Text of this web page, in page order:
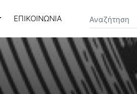
ΕΠΙΚΟΙΝΩΝΊΑ